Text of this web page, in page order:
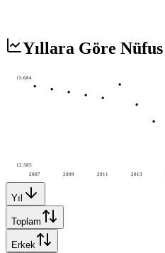
Yıllara Göre Nüfus
2007 2009 2011 2013
15.684
12.585
Yıl
Toplam
Erkek